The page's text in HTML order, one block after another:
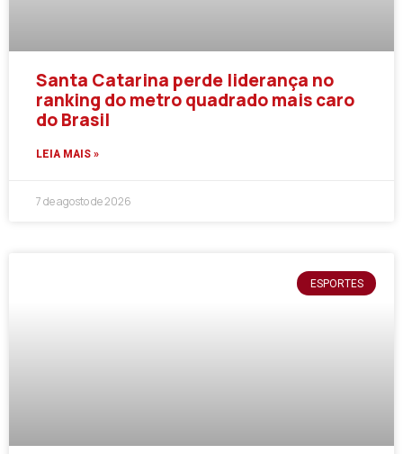
Santa Catarina perde liderança no
ranking do metro quadrado mais caro
do Brasil
LEIA MAIS »
7 de agosto de 2026
ESPORTES